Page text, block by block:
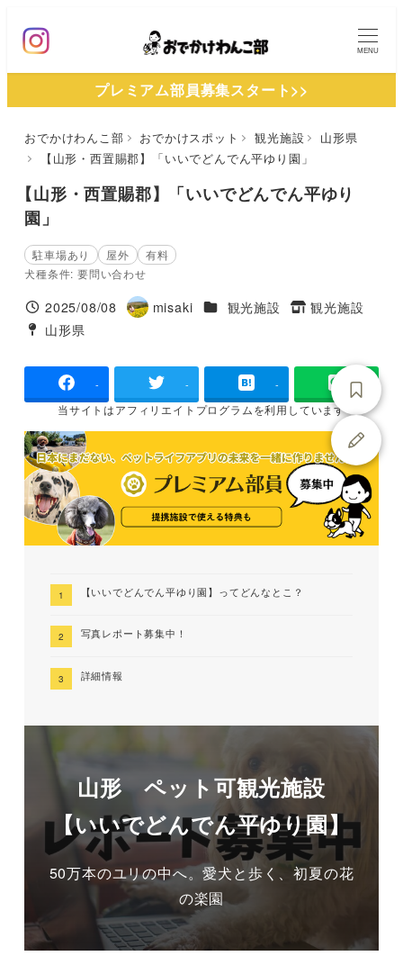
ン
MENU
プレミアム部員募集スタート>>
おでかけわんこ部 おでかけスポット 観光施設
山形県
【山形・西置賜郡】「いいでどんでん平ゆり園」
【山形・西置賜郡】「いいでどんでん平ゆり
園」
駐車場あり 屋外
有料
犬種条件: 要問い合わせ
投稿日
2025/08/08
著
misaki 施設ジャンル
観光施設
タグ
観光施設
タグ
山形県
- - -
当サイトはアフィリエイトプログラムを利用しています
【いいでどんでん平ゆり園】ってどんなとこ？
写真レポート募集中！
詳細情報
山形 ペット可観光施設
【いいでどんでん平ゆり園】
50万本のユリの中へ。愛犬と歩く、初夏の花
の楽園